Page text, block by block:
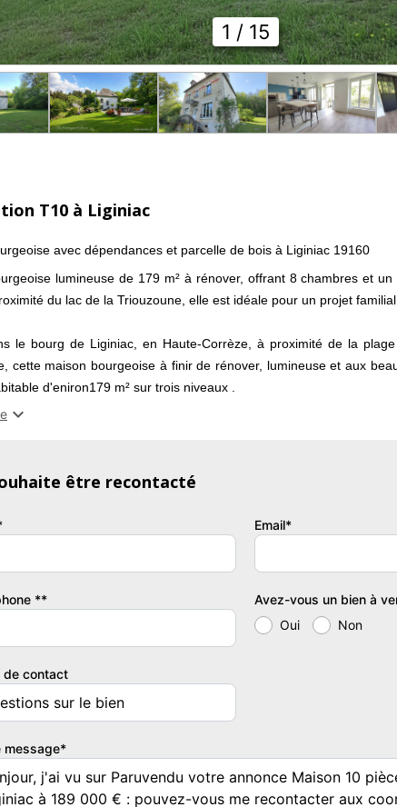
1 / 15
T10 à Liginiac
avec dépendances et parcelle de bois à Liginiac 19160
lumineuse de 179 m² à rénover, offrant 8 chambres et un
du lac de la Triouzoune, elle est idéale pour un projet
le bourg de Liginiac, en Haute-Corrèze, à proximité de la
cette maison bourgeoise à finir de rénover, lumineuse et aux
d'eniron179 m² sur trois niveaux .
bâtisse séduit par la qualité de son bâti : le gros oeuvre est sain,
est en ardoises de Travassac.
distribuent huit chambres au total, une salle d'eau, un WC
à aménager.
complet et un grenier viennent compléter l'ensemble.
indépendante et grenier ainsi qu'une petite bâtisse en pierre
essentiels ont déjà été réalisés : menuiseries PVC double

être recontacté
Email*
**
Avez-vous un bien à
Oui
Non
de contact
message*